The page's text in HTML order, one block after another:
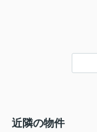
近隣の物件